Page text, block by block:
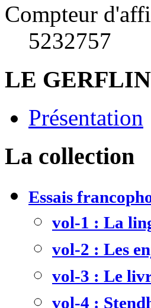
Compteur
5232757
LE
Présentation
La collection
Essais
vol-1 : La
vol-2 : Les
vol-3 : Le
vol-4 :